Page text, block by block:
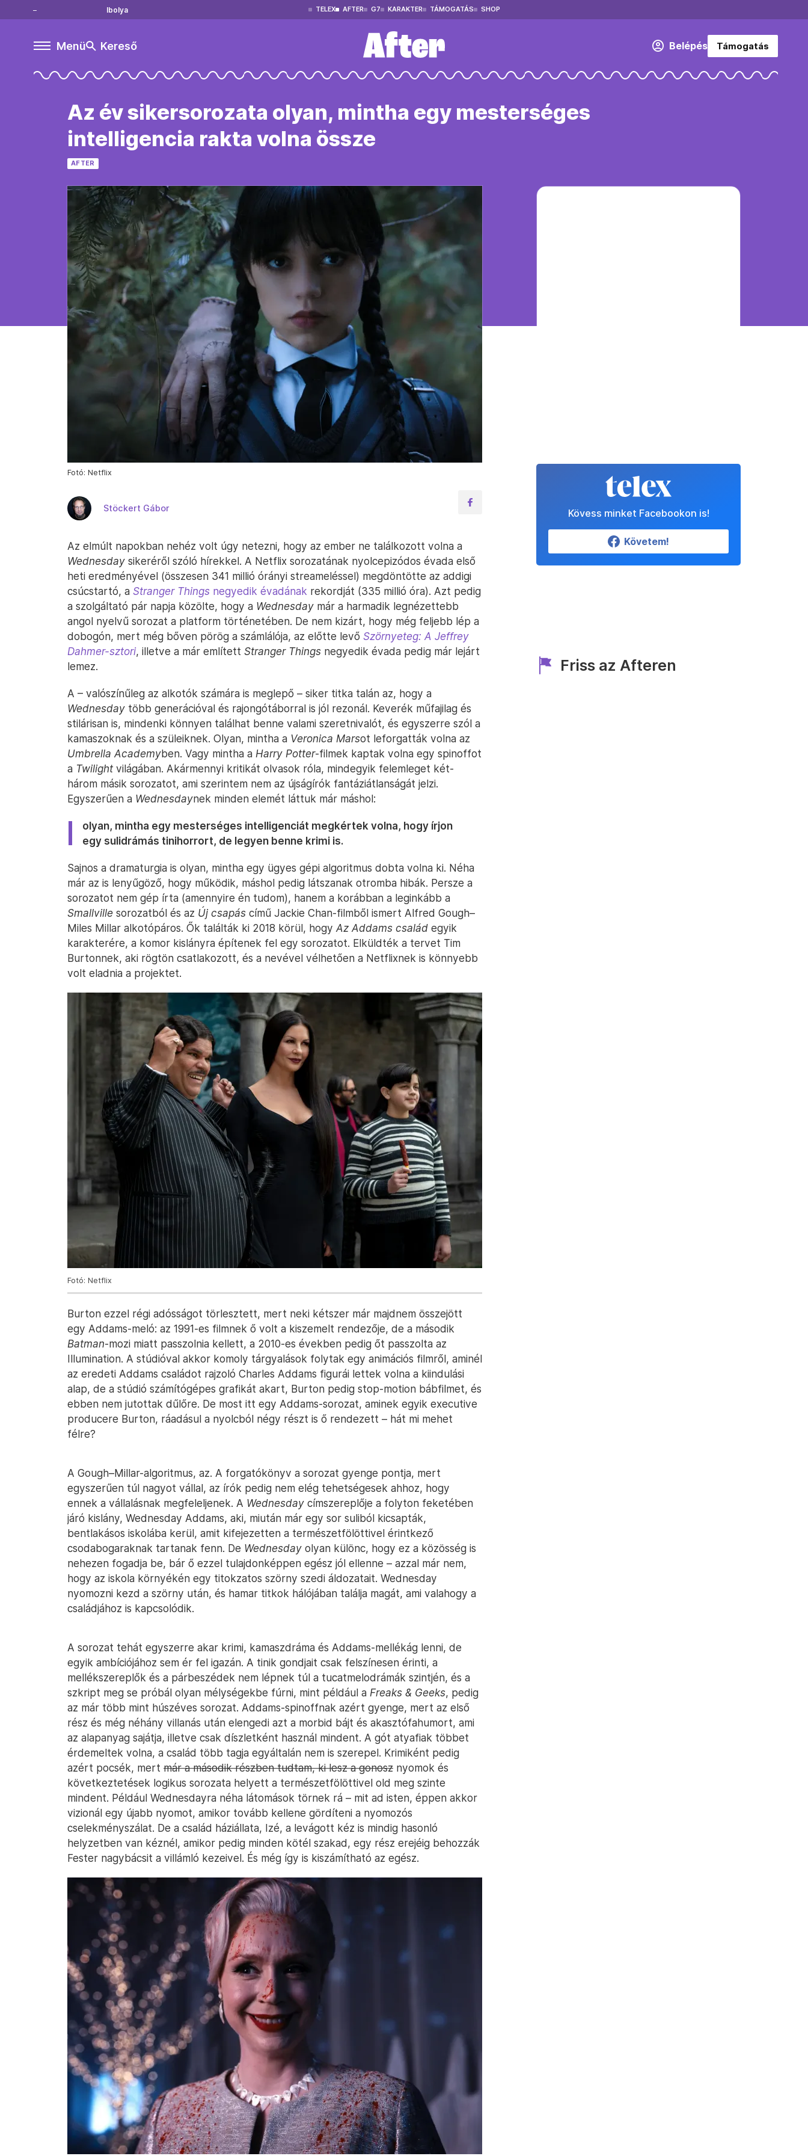
Ibolya TELEX AFTER G7 KARAKTER TÁMOGATÁS SHOP
Menü Kereső Belépés Támogatás
Az év sikersorozata olyan, mintha egy mesterséges
intelligencia rakta volna össze
AFTER
Fotó: Netflix
Stöckert Gábor
Az elmúlt napokban nehéz volt úgy netezni, hogy az ember ne találkozott volna a
Wednesday sikeréről szóló hírekkel. A Netflix sorozatának nyolcepizódos évada első
heti eredményével (összesen 341 millió órányi streameléssel) megdöntötte az addigi
csúcstartó, a Stranger Things negyedik évadának rekordját (335 millió óra). Azt pedig
a szolgáltató pár napja közölte, hogy a Wednesday már a harmadik legnézettebb
angol nyelvű sorozat a platform történetében. De nem kizárt, hogy még feljebb lép a
dobogón, mert még bőven pörög a számlálója, az előtte levő Szörnyeteg: A Jeffrey
Dahmer-sztori, illetve a már említett Stranger Things negyedik évada pedig már lejárt
lemez.
A – valószínűleg az alkotók számára is meglepő – siker titka talán az, hogy a
Wednesday több generációval és rajongótáborral is jól rezonál. Keverék műfajilag és
stilárisan is, mindenki könnyen találhat benne valami szeretnivalót, és egyszerre szól a
kamaszoknak és a szüleiknek. Olyan, mintha a Veronica Marsot leforgatták volna az
Umbrella Academyben. Vagy mintha a Harry Potter-filmek kaptak volna egy spinoffot
a Twilight világában. Akármennyi kritikát olvasok róla, mindegyik felemleget két-
három másik sorozatot, ami szerintem nem az újságírók fantáziátlanságát jelzi.
Egyszerűen a Wednesdaynek minden elemét láttuk már máshol:
olyan, mintha egy mesterséges intelligenciát megkértek volna, hogy írjon
egy sulidrámás tinihorrort, de legyen benne krimi is.
Sajnos a dramaturgia is olyan, mintha egy ügyes gépi algoritmus dobta volna ki. Néha
már az is lenyűgöző, hogy működik, máshol pedig látszanak otromba hibák. Persze a
sorozatot nem gép írta (amennyire én tudom), hanem a korábban a leginkább a
Smallville sorozatból és az Új csapás című Jackie Chan-filmből ismert Alfred Gough–
Miles Millar alkotópáros. Ők találták ki 2018 körül, hogy Az Addams család egyik
karakterére, a komor kislányra építenek fel egy sorozatot. Elküldték a tervet Tim
Burtonnek, aki rögtön csatlakozott, és a nevével vélhetően a Netflixnek is könnyebb
volt eladnia a projektet.
Fotó: Netflix
Burton ezzel régi adósságot törlesztett, mert neki kétszer már majdnem összejött
egy Addams-meló: az 1991-es filmnek ő volt a kiszemelt rendezője, de a második
Batman-mozi miatt passzolnia kellett, a 2010-es években pedig őt passzolta az
Illumination. A stúdióval akkor komoly tárgyalások folytak egy animációs filmről, aminél
az eredeti Addams családot rajzoló Charles Addams figurái lettek volna a kiindulási
alap, de a stúdió számítógépes grafikát akart, Burton pedig stop-motion bábfilmet, és
ebben nem jutottak dűlőre. De most itt egy Addams-sorozat, aminek egyik executive
producere Burton, ráadásul a nyolcból négy részt is ő rendezett – hát mi mehet
félre?
A Gough–Millar-algoritmus, az. A forgatókönyv a sorozat gyenge pontja, mert
egyszerűen túl nagyot vállal, az írók pedig nem elég tehetségesek ahhoz, hogy
ennek a vállalásnak megfeleljenek. A Wednesday címszereplője a folyton feketében
járó kislány, Wednesday Addams, aki, miután már egy sor suliból kicsapták,
bentlakásos iskolába kerül, amit kifejezetten a természetfölöttivel érintkező
csodabogaraknak tartanak fenn. De Wednesday olyan különc, hogy ez a közösség is
nehezen fogadja be, bár ő ezzel tulajdonképpen egész jól ellenne – azzal már nem,
hogy az iskola környékén egy titokzatos szörny szedi áldozatait. Wednesday
nyomozni kezd a szörny után, és hamar titkok hálójában találja magát, ami valahogy a
családjához is kapcsolódik.
A sorozat tehát egyszerre akar krimi, kamaszdráma és Addams-mellékág lenni, de
egyik ambíciójához sem ér fel igazán. A tinik gondjait csak felszínesen érinti, a
mellékszereplők és a párbeszédek nem lépnek túl a tucatmelodrámák szintjén, és a
szkript meg se próbál olyan mélységekbe fúrni, mint például a Freaks & Geeks, pedig
az már több mint húszéves sorozat. Addams-spinoffnak azért gyenge, mert az első
rész és még néhány villanás után elengedi azt a morbid bájt és akasztófahumort, ami
az alapanyag sajátja, illetve csak díszletként használ mindent. A gót atyafiak többet
érdemeltek volna, a család több tagja egyáltalán nem is szerepel. Krimiként pedig
azért pocsék, mert már a második részben tudtam, ki lesz a gonosz nyomok és
következtetések logikus sorozata helyett a természetfölöttivel old meg szinte
mindent. Például Wednesdayra néha látomások törnek rá – mit ad isten, éppen akkor
vizionál egy újabb nyomot, amikor tovább kellene gördíteni a nyomozós
cselekményszálat. De a család háziállata, Izé, a levágott kéz is mindig hasonló
helyzetben van kéznél, amikor pedig minden kötél szakad, egy rész erejéig behozzák
Fester nagybácsit a villámló kezeivel. És még így is kiszámítható az egész.
Kövess minket Facebookon is!
Követem!
Friss az Afteren